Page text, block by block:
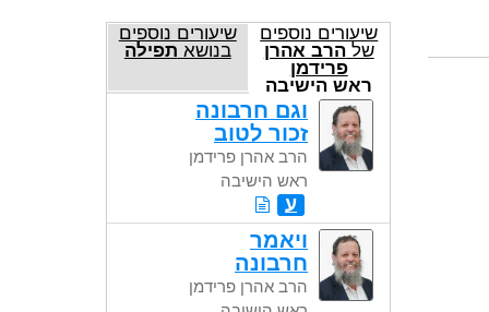
שיעורים נוספים
שלהרב אהרן
פרידמן
ראש הישיבה
שיעורים נוספים
בנושא תפילה
וגם חרבונה
זכור לטוב
הרב אהרן פרידמן
ראש הישיבה
ע
ויאמר
חרבונה
הרב אהרן פרידמן